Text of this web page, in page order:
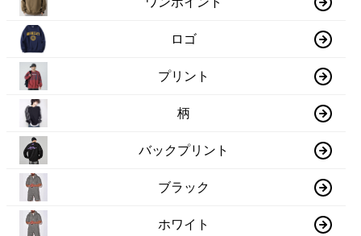
ロゴ
プリント
柄
バックプリント
ブラック
ホワイト